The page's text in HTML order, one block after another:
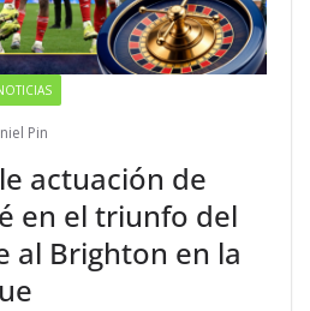
Pin
actuación de
en el triunfo del
al Brighton en la